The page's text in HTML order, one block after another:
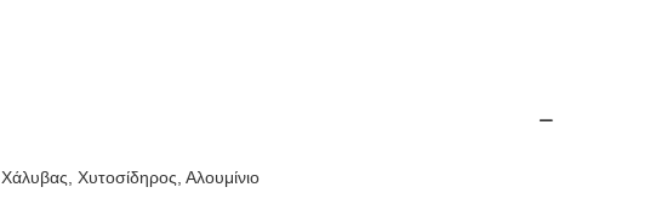
Χάλυβας, Χυτοσίδηρος, Αλουμίνιο